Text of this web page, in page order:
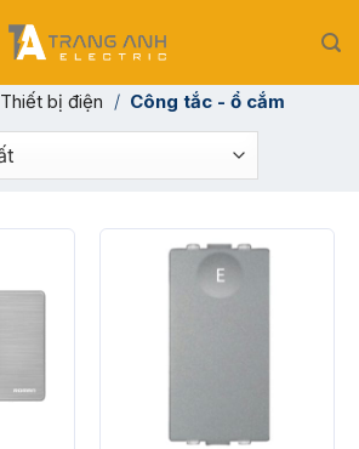
Thiết bị điện / Công tắc - ổ cắm